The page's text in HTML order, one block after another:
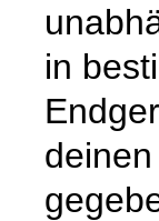
in